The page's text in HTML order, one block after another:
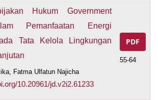
Hukum Government
Pemanfaatan Energi
Tata Kelola Lingkungan
Fatma Ulfatun Najicha
10.20961/jd.v2i2.61233
PDF
55-64